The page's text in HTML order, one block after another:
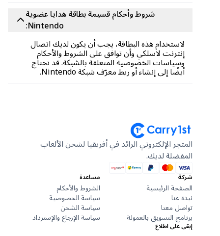
شروط وأحكام قسيمة بطاقة هدايا عضوية
Nintendo:
لاستخدام هذه البطاقة، يجب أن يكون لديك اتصال
إنترنت لاسلكي وأن توافق على الشروط والأحكام
وسياسات الخصوصية المتعلقة بالشبكة. قد تحتاج
أيضًا إلى إنشاء أو ربط معرّف شبكة Nintendo.
المتجر الإلكتروني الرائد في أفريقيا لشحن الألعاب
المفضلة لديك.
الصفحة الرئيسية
نبذة عنا
تواصل معنا
برنامج التسويق بالعمولة
مساعدة
الشروط والأحكام
سياسة الخصوصية
سياسة الشحن
سياسة الإرجاع والإسترداد
إبقى على اطلاع